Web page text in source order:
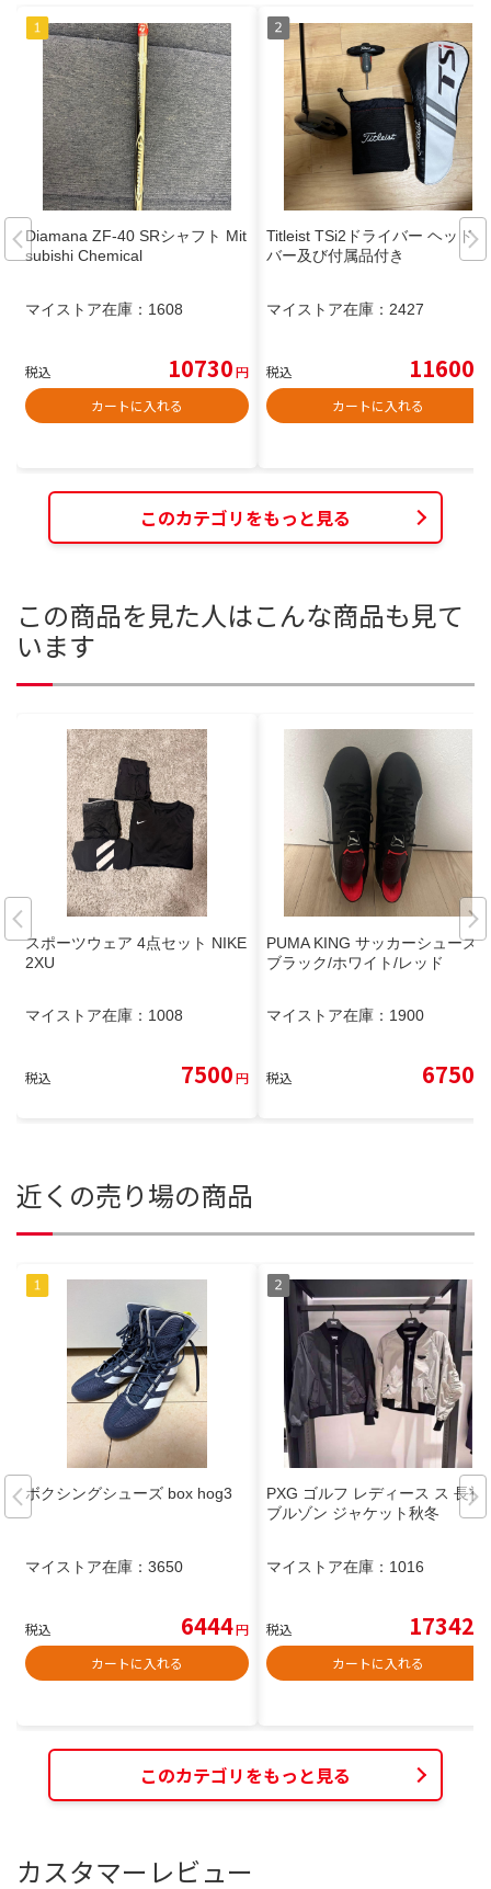
Diamana ZF-40 SRシャフト Mit
subishi Chemical
マイストア在庫： 1608
税込 10730円
カートに入れる
Titleist TSi2ドライバー ヘッドカ
バー及び付属品付き
マイストア在庫： 2427
税込 11600
カートに入れる
このカテゴリをもっと見る
この商品を見た人はこんな商品も見て
います
スポーツウェア 4点セット NIKE
2XU
マイストア在庫： 1008
税込 7500円
PUMA KING サッカーシューズ
ブラック/ホワイト/レッド
マイストア在庫： 1900
税込 6750
近くの売り場の商品
ボクシングシューズ box hog3
マイストア在庫： 3650
税込 6444円
カートに入れる
PXG ゴルフ レディース ス 長袖
ブルゾン ジャケット秋冬
マイストア在庫： 1016
税込 17342
カートに入れる
このカテゴリをもっと見る
カスタマーレビュー